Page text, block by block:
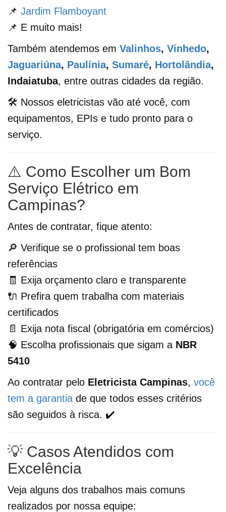
📌 Jardim Flamboyant
📌 E muito mais!
Também atendemos em Valinhos, Vinhedo,
Jaguariúna, Paulínia, Sumaré, Hortolândia,
Indaiatuba, entre outras cidades da região.
🛠️ Nossos eletricistas vão até você, com
equipamentos, EPIs e tudo pronto para o
serviço.
⚠️ Como Escolher um Bom
Serviço Elétrico em
Campinas?
Antes de contratar, fique atento:
🔎 Verifique se o profissional tem boas
referências
🧾 Exija orçamento claro e transparente
🔌 Prefira quem trabalha com materiais
certificados
📄 Exija nota fiscal (obrigatória em comércios)
🧠 Escolha profissionais que sigam a NBR
5410
Ao contratar pelo Eletricista Campinas, você
tem a garantia de que todos esses critérios
são seguidos à risca. ✔️
💡 Casos Atendidos com
Excelência
Veja alguns dos trabalhos mais comuns
realizados por nossa equipe: